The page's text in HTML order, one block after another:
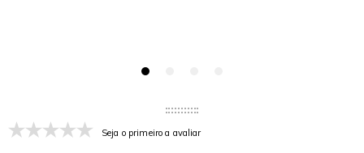
Seja o primeiro a avaliar